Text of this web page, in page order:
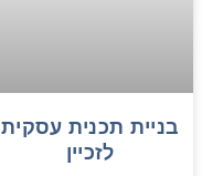
בניית תכנית עסקית
לזכיין